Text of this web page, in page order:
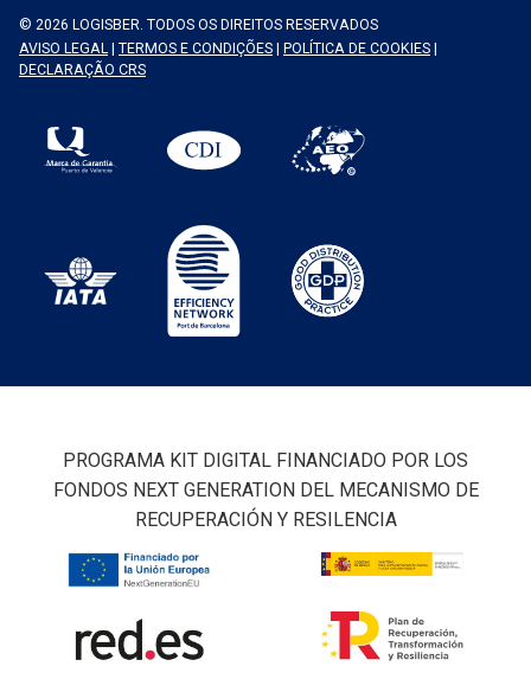
© 2026 LOGISBER. TODOS OS DIREITOS RESERVADOS
AVISO LEGAL | TERMOS E CONDIÇÕES | POLÍTICA DE COOKIES |
DECLARAÇÃO CRS
PROGRAMA KIT DIGITAL FINANCIADO POR LOS
FONDOS NEXT GENERATION DEL MECANISMO DE
RECUPERACIÓN Y RESILENCIA